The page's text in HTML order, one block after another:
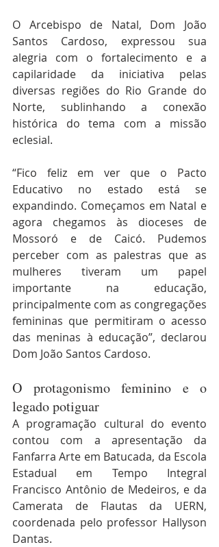
O Arcebispo de Natal, Dom João
Santos Cardoso, expressou sua
alegria com o fortalecimento e a
capilaridade da iniciativa pelas
diversas regiões do Rio Grande do
Norte, sublinhando a conexão
histórica do tema com a missão
eclesial.
“Fico feliz em ver que o Pacto
Educativo no estado está se
expandindo. Começamos em Natal e
agora chegamos às dioceses de
Mossoró e de Caicó. Pudemos
perceber com as palestras que as
mulheres tiveram um papel
importante na educação,
principalmente com as congregações
femininas que permitiram o acesso
das meninas à educação”, declarou
Dom João Santos Cardoso.
O protagonismo feminino e o
legado potiguar
A programação cultural do evento
contou com a apresentação da
Fanfarra Arte em Batucada, da Escola
Estadual em Tempo Integral
Francisco Antônio de Medeiros, e da
Camerata de Flautas da UERN,
coordenada pelo professor Hallyson
Dantas.